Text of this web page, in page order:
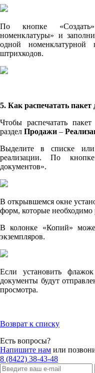
По кнопке
номенклатуры» и
одной номенклатурной
штрихкодов.
5. Как распечатать
Чтобы распечатать
раздел Продажи –
Выделите в списке или
реализации. По
документов».
В открывшемся окне
форм, которые необходимо
В колонке «Копий»
экземпляров.
Если установить
документы будут
просмотра.
Возврат к списку
Есть вопросы?
Напишите нам или
8 (8422) 38-43-48